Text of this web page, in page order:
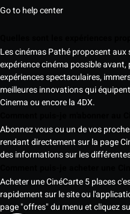
Go to help center
Les cinémas Pathé proposent
expérience cinéma possible
expériences spectaculaires,
meilleures innovations qui
Cinema ou encore la 4DX.
Abonnez vous ou un de vos
rendant directement sur la page
des informations sur les
Acheter une CinéCarte 5 places
rapidement sur le site ou
page "offres" du menu et cliquez